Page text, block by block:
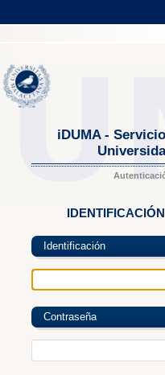
iDUMA -
Identificación
Contraseña